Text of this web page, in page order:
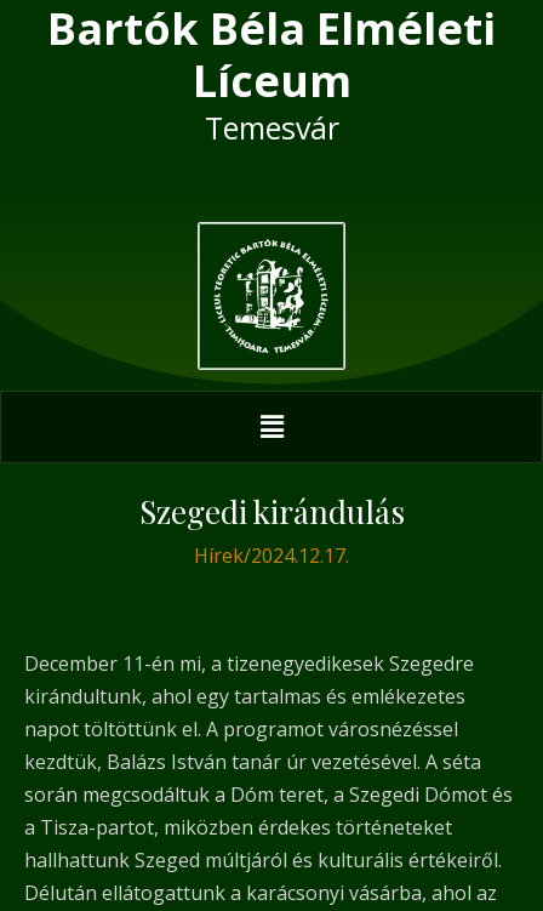
Bartók Béla Elméleti
Líceum
Temesvár
Menu
Szegedi kirándulás
Hírek/2024.12.17.
December 11-én mi, a tizenegyedikesek Szegedre
kirándultunk, ahol egy tartalmas és emlékezetes
napot töltöttünk el. A programot városnézéssel
kezdtük, Balázs István tanár úr vezetésével. A séta
során megcsodáltuk a Dóm teret, a Szegedi Dómot és
a Tisza-partot, miközben érdekes történeteket
hallhattunk Szeged múltjáról és kulturális értékeiről.
Délután ellátogattunk a karácsonyi vásárba, ahol az
Post
navigation